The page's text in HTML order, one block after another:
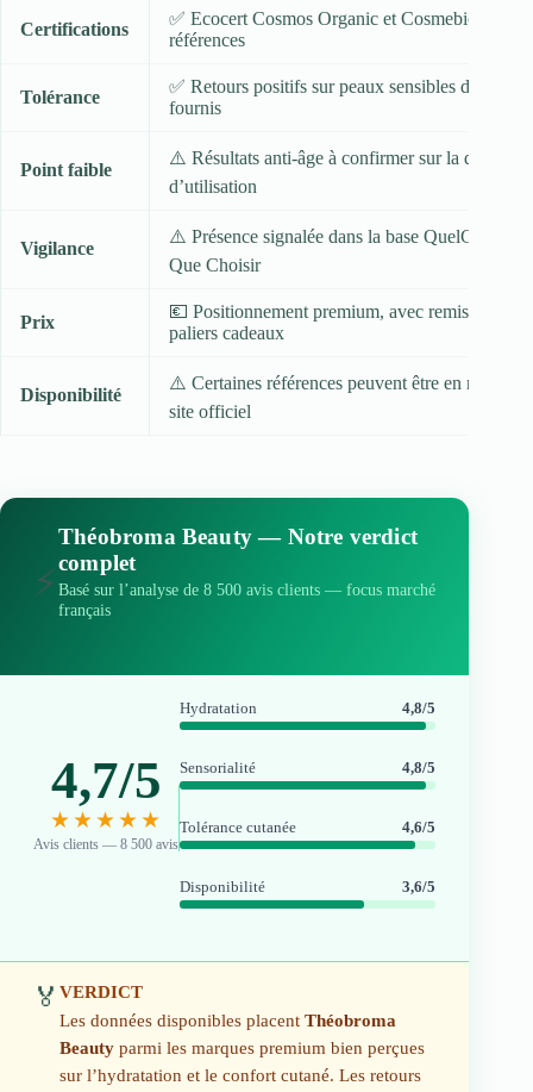
Certifications
✅ Ecocert Cosmos Organic et Cosmebio selon
références
Tolérance
✅ Retours positifs sur peaux sensibles dans les
fournis
Point faible
⚠️ Résultats anti-âge à confirmer sur la durée
d’utilisation
Vigilance
⚠️ Présence signalée dans la base
Que Choisir
Prix
💶 Positionnement premium, avec remises par
paliers cadeaux
Disponibilité
⚠️ Certaines références peuvent être en rupture
site officiel
⚡
Théobroma Beauty — Notre verdict
complet
Basé sur l’analyse de 8 500 avis clients — focus marché
français
4,7/5
★★★★★
Avis clients — 8 500 avis
Hydratation 4,8/5
Sensorialité 4,8/5
Tolérance cutanée 4,6/5
Disponibilité 3,6/5
🏅 VERDICT
Les données disponibles placent Théobroma
Beauty parmi les marques premium bien perçues
sur l’hydratation et le confort cutané. Les retours